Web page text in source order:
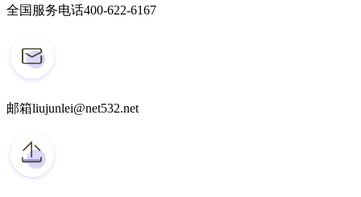
全国服务电话400-622-6167
邮箱liujunlei@net532.net